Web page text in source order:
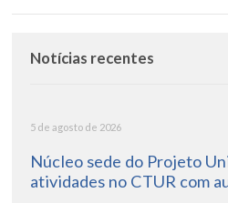
Notícias recentes
5 de agosto de 2026
Núcleo sede do Projeto
atividades no CTUR com